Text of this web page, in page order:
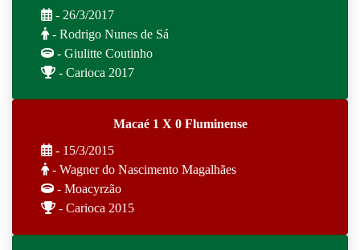
- 26/3/2017
- Rodrigo Nunes de Sá
- Giulitte Coutinho
- Carioca 2017
Macaé 1 X 0 Fluminense
- 15/3/2015
- Wagner do Nascimento Magalhães
- Moacyrzão
- Carioca 2015